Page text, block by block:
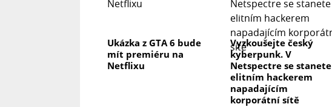
Ukázka z GTA 6 bude
mít premiéru na
Netflixu
Vyzkoušejte český
kyberpunk. V
Netspectre se stanete
elitním hackerem
napadajícím
korporátní sítě